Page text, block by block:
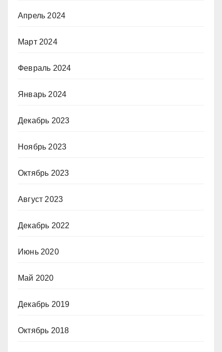
Апрель 2024
Март 2024
Февраль 2024
Январь 2024
Декабрь 2023
Ноябрь 2023
Октябрь 2023
Август 2023
Декабрь 2022
Июнь 2020
Май 2020
Декабрь 2019
Октябрь 2018